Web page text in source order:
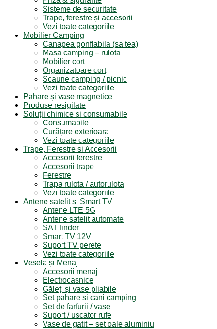
Sisteme de securitate
Trape, ferestre și accesorii
Vezi toate categoriile
Mobilier Camping
Canapea gonflabila (saltea)
Masa camping – rulota
Mobilier cort
Organizatoare cort
Scaune camping / picnic
Vezi toate categoriile
Pahare și vase magnetice
Produse resigilate
Soluții chimice și consumabile
Consumabile
Curățare exterioara
Vezi toate categoriile
Trape, Ferestre si Accesorii
Accesorii ferestre
Accesorii trape
Ferestre
Trapa rulota / autorulota
Vezi toate categoriile
Antene satelit si Smart TV
Antene LTE 5G
Antene satelit automate
SAT finder
Smart TV 12V
Suport TV perete
Vezi toate categoriile
Veselă și Menaj
Accesorii menaj
Electrocasnice
Găleți și vase pliabile
Set pahare si cani camping
Set de farfurii / vase
Suport / uscator rufe
Vase de gatit – set oale aluminiu